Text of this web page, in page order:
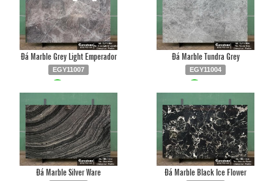
Đá Marble Grey Light Emperador
EGY11007
Đá Marble Tundra Grey
EGY11004
Đá Marble Silver Ware Đá Marble Black Ice Flower